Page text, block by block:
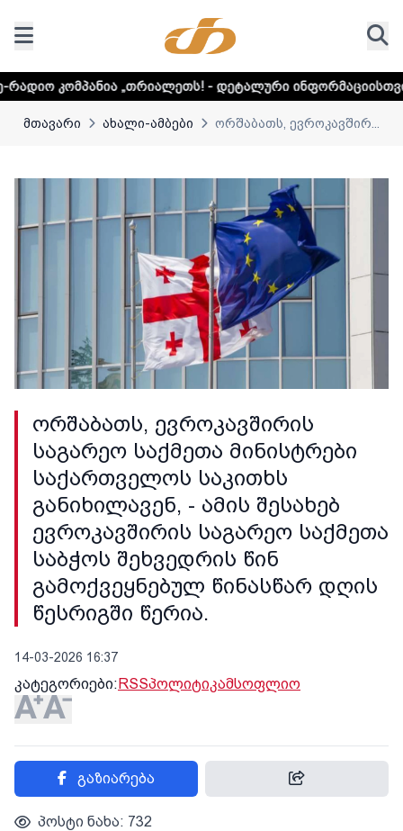
„თრიალეთს! - დეტალური ინფორმაციისთვის დააკლიკეთ
მთავარი ახალი-ამბები ორშაბათს, ევროკავშირ...
ორშაბათს, ევროკავშირის
საგარეო საქმეთა მინისტრები
საქართველოს საკითხს
განიხილავენ, - ამის შესახებ
ევროკავშირის საგარეო საქმეთა
საბჭოს შეხვედრის წინ
გამოქვეყნებულ წინასწარ დღის
წესრიგში წერია.
14-03-2026 16:37
კატეგორიები:RSSპოლიტიკამსოფლიო
გაზიარება
პოსტი ნახა: 732